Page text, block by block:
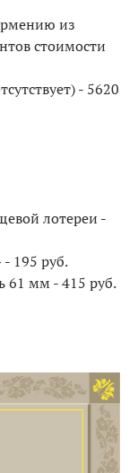
из
стоимости
- 5620
лотереи -
195 руб.
61 мм - 415 руб.